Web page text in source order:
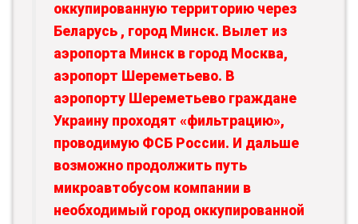
оккупированную территорию через
Беларусь , город Минск. Вылет из
аэропорта Минск в город Москва,
аэропорт Шереметьево. В
аэропорту Шереметьево граждане
Украину проходят «фильтрацию»,
проводимую ФСБ России. И дальше
возможно продолжить путь
микроавтобусом компании в
необходимый город оккупированной